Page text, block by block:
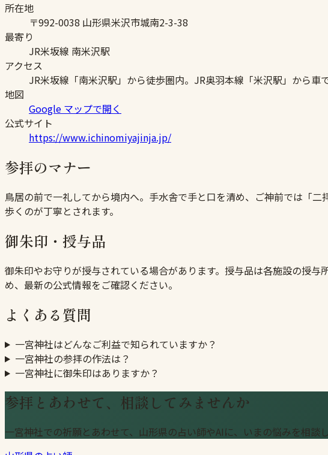
所在地
〒992-0038 山形県米沢市城南2-3-38
最寄り
JR米坂線 南米沢駅
アクセス
JR米坂線「南米沢駅」から徒歩圏内。JR奥羽本線「米沢駅」から車
地図
Google マップで開く
公式サイト
https://www.ichinomiyajinja.jp/
参拝のマナー
鳥居の前で一礼してから境内へ。手水舎で手と口を清め、ご神前では「
歩くのが丁寧とされます。
御朱印・授与品
御朱印やお守りが授与されている場合があります。授与品は各施設の授
め、最新の公式情報をご確認ください。
よくある質問
一宮神社はどんなご利益で知られていますか？
一宮神社の参拝の作法は？
一宮神社に御朱印はありますか？
参拝とあわせて、相談してみませんか
一宮神社での祈願とあわせて、山形県の占い師やAIに、いまの悩みを相談